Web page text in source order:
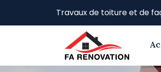
Travaux de toiture et de